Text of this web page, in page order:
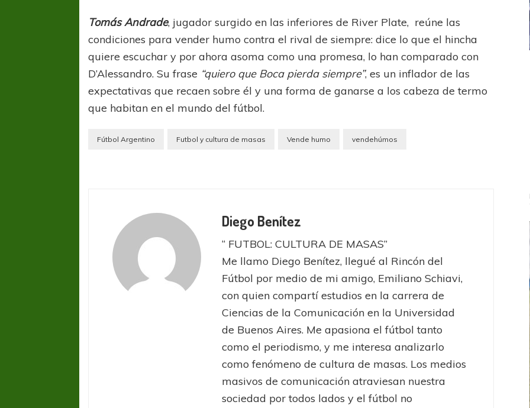
Tomás Andrade, jugador surgido en las inferiores de River Plate, reúne las
condiciones para vender humo contra el rival de siempre: dice lo que el hincha
quiere escuchar y por ahora asoma como una promesa, lo han comparado con
D’Alessandro. Su frase “quiero que Boca pierda siempre”, es un inflador de las
expectativas que recaen sobre él y una forma de ganarse a los cabeza de termo
que habitan en el mundo del fútbol.
Fútbol Argentino Futbol y cultura de masas Vende humo vendehúmos
Diego Benítez
“ FUTBOL: CULTURA DE MASAS”
Me llamo Diego Benítez, llegué al Rincón del
Fútbol por medio de mi amigo, Emiliano Schiavi,
con quien compartí estudios en la carrera de
Ciencias de la Comunicación en la Universidad
de Buenos Aires. Me apasiona el fútbol tanto
como el periodismo, y me interesa analizarlo
como fenómeno de cultura de masas. Los medios
masivos de comunicación atraviesan nuestra
sociedad por todos lados y el fútbol no
COPA SUDAMERICANA
Octavos de Final
COPA SUDAMERICANA LANÚS
Sur Defendido
UEFA CHAMPIONS LEAGUE